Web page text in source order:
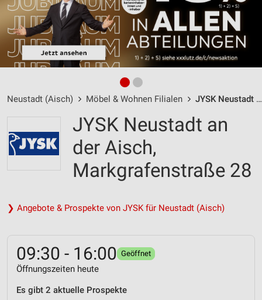
Neustadt (Aisch) Möbel & Wohnen Filialen JYSK Neustadt an der Aisch / Markgrafenstraße 28 - Öffnungszeiten & Adresse
JYSK Neustadt an
der Aisch,
Markgrafenstraße 28
❯ Angebote & Prospekte von JYSK für Neustadt (Aisch)
09:30 - 16:00 Geöffnet
Öffnungszeiten heute
Es gibt 2 aktuelle Prospekte